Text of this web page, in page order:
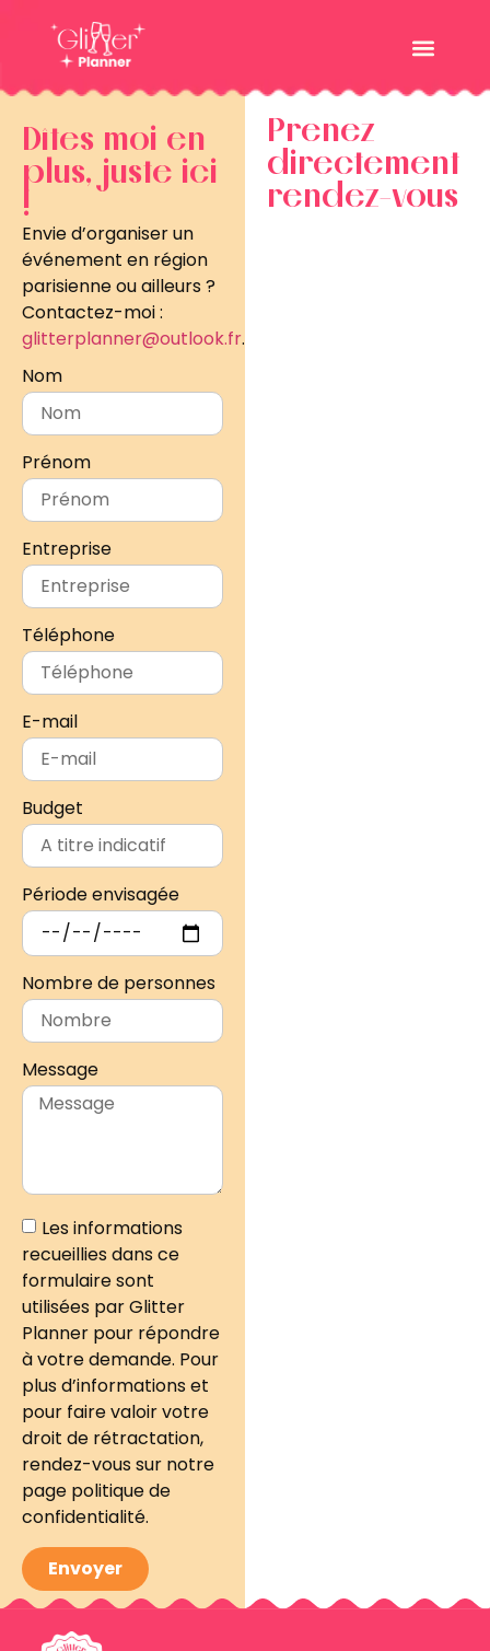
Dîtes moi en
plus, juste ici
!
Envie d’organiser un
événement en région
parisienne ou ailleurs ?
Contactez-moi :
glitterplanner@outlook.fr.
Nom
Prénom
Entreprise
Téléphone
E-mail
Budget
Période envisagée
Nombre de personnes
Message
Les informations
recueillies dans ce
formulaire sont
utilisées par Glitter
Planner pour répondre
à votre demande. Pour
plus d’informations et
pour faire valoir votre
droit de rétractation,
rendez-vous sur notre
page politique de
confidentialité.
Envoyer
Prenez
directement
rendez-vous